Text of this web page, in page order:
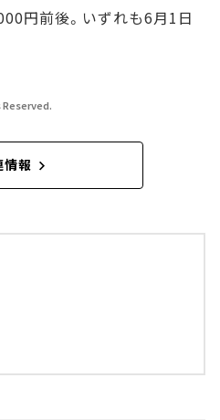
円前後。いずれも6月1日
情報